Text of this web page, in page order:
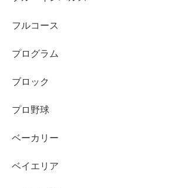
フルコース
プログラム
ブロック
プロ野球
ベーカリー
ベイエリア